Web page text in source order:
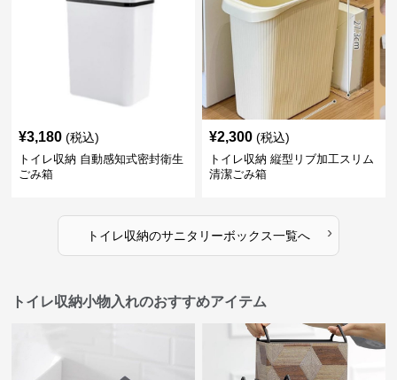
¥3,180 (税込)
トイレ収納 自動感知式密封衛生
ごみ箱
¥2,300 (税込)
トイレ収納 縦型リブ加工スリム
清潔ごみ箱
トイレ収納のサニタリーボックス一覧へ ›
トイレ収納小物入れのおすすめアイテム